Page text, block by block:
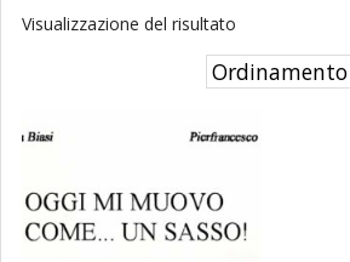
Libri
Eventi
Librerie
Visualizzazione del risultato